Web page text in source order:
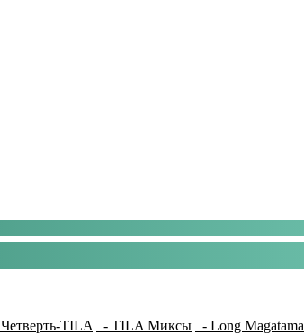
TILA - TILA Миксы - Long Magatama